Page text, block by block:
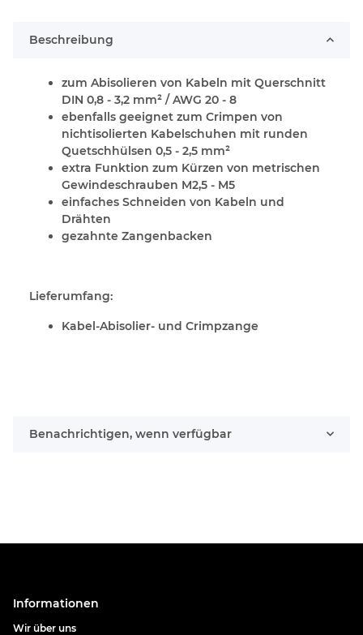
Beschreibung
zum Abisolieren von Kabeln mit Querschnitt
DIN 0,8 - 3,2 mm² / AWG 20 - 8
ebenfalls geeignet zum Crimpen von
nichtisolierten Kabelschuhen mit runden
Quetschhülsen 0,5 - 2,5 mm²
extra Funktion zum Kürzen von metrischen
Gewindeschrauben M2,5 - M5
einfaches Schneiden von Kabeln und
Drähten
gezahnte Zangenbacken
Lieferumfang:
Kabel-Abisolier- und Crimpzange
Benachrichtigen, wenn verfügbar
Informationen
Wir über uns